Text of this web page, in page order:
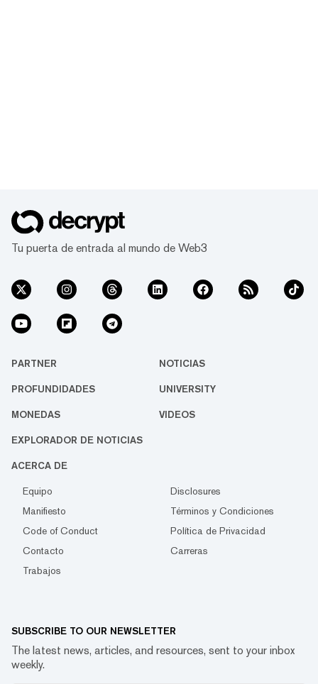
Tu puerta de entrada al mundo de Web3
PARTNER NOTICIAS
PROFUNDIDADES UNIVERSITY
MONEDAS VIDEOS
EXPLORADOR DE NOTICIAS
ACERCA DE
Equipo
Disclosures
Manifiesto
Términos y Condiciones
Code of Conduct
Política de Privacidad
Contacto
Carreras
Trabajos
SUBSCRIBE TO OUR NEWSLETTER
The latest news, articles, and resources, sent to your inbox
weekly.